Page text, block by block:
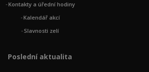
Kontakty a úřední hodiny
Kalendář akcí
Slavnosti zelí
Poslední aktualita